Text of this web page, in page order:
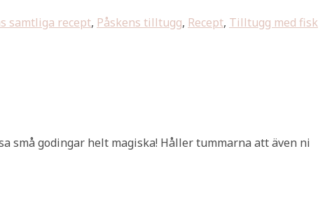
samtliga recept, Påskens tilltugg, Recept, Tilltugg med fisk
små godingar helt magiska! Håller tummarna att även ni